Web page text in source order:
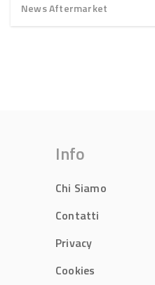
News Aftermarket
Info
Chi Siamo
Contatti
Privacy
Cookies